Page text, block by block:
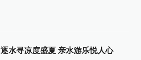
逐水寻凉度盛夏 亲水游乐悦人心